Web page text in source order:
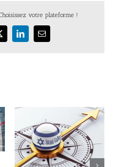
votre plateforme !
LinkedInEmail